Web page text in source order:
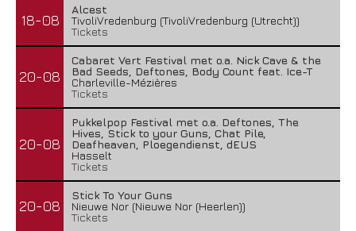
18-08
Alcest
TivoliVredenburg (TivoliVredenburg (Utrecht))
Tickets
20-08
Cabaret Vert Festival met o.a. Nick Cave & the
Bad Seeds, Deftones, Body Count feat. Ice-T
Charleville-Mézières
Tickets
20-08
Pukkelpop Festival met o.a. Deftones, The
Hives, Stick to your Guns, Chat Pile,
Deafheaven, Ploegendienst, dEUS
Hasselt
Tickets
20-08
Stick To Your Guns
Nieuwe Nor (Nieuwe Nor (Heerlen))
Tickets